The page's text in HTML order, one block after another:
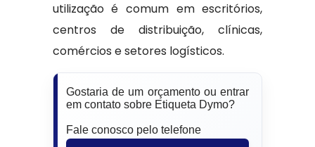
utilização é comum em escritórios,
centros de distribuição, clínicas,
comércios e setores logísticos.
Gostaria de um orçamento ou entrar
em contato sobre Etiqueta Dymo?
Fale conosco pelo telefone